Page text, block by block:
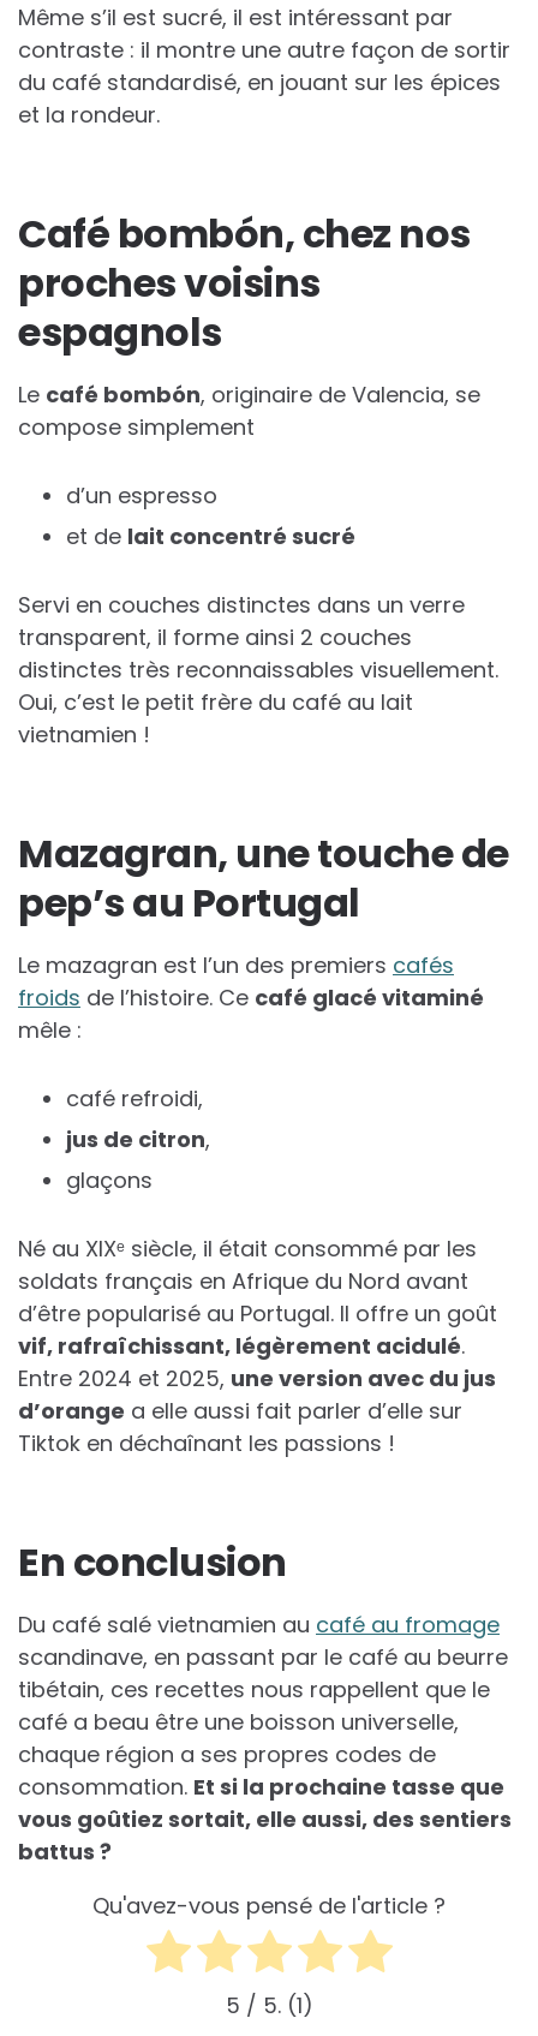
Même s’il est sucré, il est intéressant par
contraste : il montre une autre façon de sortir
du café standardisé, en jouant sur les épices
et la rondeur.
Café bombón, chez nos
proches voisins
espagnols
Le café bombón, originaire de Valencia, se
compose simplement
d’un espresso
et de lait concentré sucré
Servi en couches distinctes dans un verre
transparent, il forme ainsi 2 couches
distinctes très reconnaissables visuellement.
Oui, c’est le petit frère du café au lait
vietnamien !
Mazagran, une touche de
pep’s au Portugal
Le mazagran est l’un des premiers cafés
froids de l’histoire. Ce café glacé vitaminé
mêle :
café refroidi,
jus de citron,
glaçons
Né au XIXᵉ siècle, il était consommé par les
soldats français en Afrique du Nord avant
d’être popularisé au Portugal. Il offre un goût
vif, rafraîchissant, légèrement acidulé.
Entre 2024 et 2025, une version avec du jus
d’orange a elle aussi fait parler d’elle sur
Tiktok en déchaînant les passions !
En conclusion
Du café salé vietnamien au café au fromage
scandinave, en passant par le café au beurre
tibétain, ces recettes nous rappellent que le
café a beau être une boisson universelle,
chaque région a ses propres codes de
consommation. Et si la prochaine tasse que
vous goûtiez sortait, elle aussi, des sentiers
battus ?
Qu'avez-vous pensé de l'article ?
5 / 5. 1